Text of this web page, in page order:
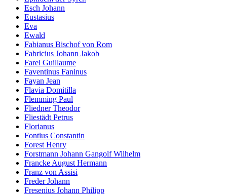
Esch Johann
Eustasius
Eva
Ewald
Fabianus Bischof von Rom
Fabricius Johann Jakob
Farel Guillaume
Faventinus Faninus
Fayan Jean
Flavia Domitilla
Flemming Paul
Fliedner Theodor
Fliestädt Petrus
Florianus
Fontius Constantin
Forest Henry
Forstmann Johann Gangolf Wilhelm
Francke August Hermann
Franz von Assisi
Freder Johann
Fresenius Johann Philipp